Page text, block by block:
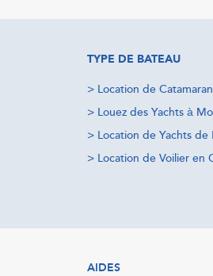
TYPE DE BATEAU
> Location de
> Louez des Yachts à
> Location de Yachts de
> Location de Voilier en
AIDES